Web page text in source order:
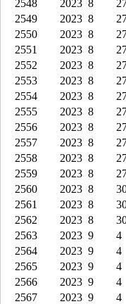
2548 2023 8
2549
2023 8
2550
2023 8
2551
2023 8
2552
2023 8
2553
2023 8
2554
2023 8
2555
2023 8
2556
2023 8
2557
2023 8
2558
2023 8
2559
2023 8
2560
2023 8
2561
2023 8
2562
2023 8
2563
2023 9 4
2564
2023 9 4
2565
2023 9 4
2566
2023 9 4
2567
2023 9 4